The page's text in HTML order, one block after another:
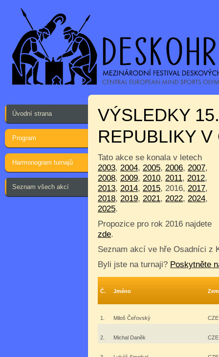
Úvodní strana
Program
Harmonogram turnajů
Seznam všech akcí
VÝSLEDKY
REPUBLIKY
Tato akce se konala v letech
2003, 2004, 2005, 2006, 2007,
2008, 2009, 2010, 2011, 2012,
2013, 2014, 2015, 2016, 2017,
2018, 2019, 2021, 2022, 2024,
2025.
Propozice pro rok 2016 najdete
zde.
Seznam akcí ve hře Osadníci z
Byli jste na turnaji? Poskytněte
Č. Jméno
1. Miloš Čeřovský CZE
2. Michal Daněk CZE